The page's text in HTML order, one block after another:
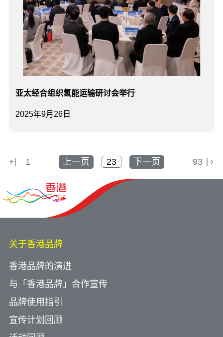
2025年9月26日
亚太经合组织氢能运输研讨会举行
1 上一页 下一页 93
关于香港品牌
香港品牌的演进
与「香港品牌」合作宣传
品牌使用指引
宣传计划回顾